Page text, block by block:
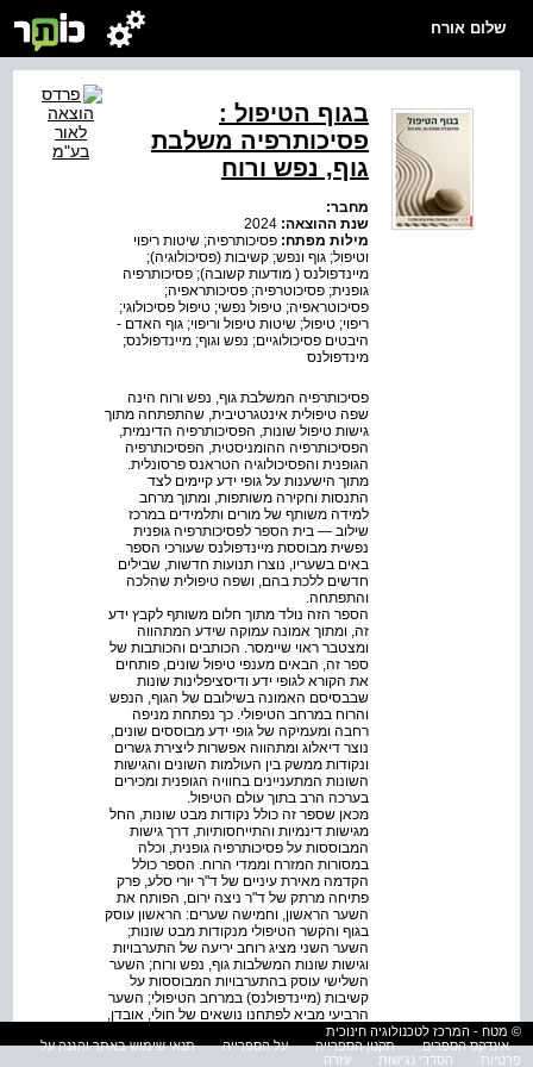
שלום אורח
בגוף הטיפול :
פסיכותרפיה משלבת
גוף, נפש ורוח
מחבר:
שנת ההוצאה:
מילות מפתח: פסיכותרפיה; שיטות ריפוי
וטיפול; גוף ונפש; קשיבות (פסיכולוגיה);
מיינדפולנס ( מודעות קשובה); פסיכותרפיה
גופנית; פסיכוטרפיה; פסיכותראפיה;
פסיכוטראפיה; טיפול נפשי; טיפול פסיכולוגי;
ריפוי; טיפול; שיטות טיפול וריפוי; גוף האדם -
היבטים פסיכולוגיים; נפש וגוף; מיינדפולנס;
מינדפולנס
פסיכותרפיה המשלבת גוף, נפש ורוח הינה
שפה טיפולית אינטגרטיבית, שהתפתחה מתוך
גישות טיפול שונות, הפסיכותרפיה הדינמית,
הפסיכותרפיה ההומניסטית, הפסיכותרפיה
הגופנית והפסיכולוגיה הטראנס פרסונלית.
מתוך הישענות על גופי ידע קיימים לצד
התנסות וחקירה משותפות, ומתוך מרחב
למידה משותף של מורים ותלמידים במרכז
שילוב — בית הספר לפסיכותרפיה גופנית
נפשית מבוססת מיינדפולנס שעורכי הספר
באים בשעריו, נוצרו תנועות חדשות, שבילים
חדשים ללכת בהם, ושפה טיפולית שהלכה
והתפתחה.
הספר הזה נולד מתוך חלום משותף לקבץ ידע
זה, ומתוך אמונה עמוקה שידע המתהווה
ומצטבר ראוי שיימסר. הכותבים והכותבות של
ספר זה, הבאים מענפי טיפול שונים, פותחים
את הקורא לגופי ידע ודיסציפלינות שונות
שבבסיסם האמונה בשילובם של הגוף, הנפש
והרוח במרחב הטיפולי. כך נפתחת מניפה
רחבה ומעמיקה של גופי ידע מבוססים שונים,
נוצר דיאלוג ומתהווה אפשרות ליצירת גשרים
ונקודות ממשק בין העולמות השונים והגישות
השונות המתעניינים בחוויה הגופנית ומכירים
בערכה הרב בתוך עולם הטיפול.
מכאן שספר זה כולל נקודות מבט שונות, החל
מגישות דינמיות והתייחסותיות, דרך גישות
המבוססות על פסיכותרפיה גופנית, וכלה
במסורות המזרח וממדי הרוח. הספר כולל
הקדמה מאירת עיניים של ד"ר יורי סלע, פרק
פתיחה מרתק של ד"ר ניצה ירום, הפותח את
השער הראשון, וחמישה שערים: הראשון עוסק
בגוף והקשר הטיפולי מנקודות מבט שונות;
השער השני מציג רוחב יריעה של התערבויות
וגישות שונות המשלבות גוף, נפש ורוח; השער
השלישי עוסק בהתערבויות המבוססות על
קשיבות (מיינדפולנס) במרחב הטיפולי; השער
הרביעי מביא לפתחנו נושאים של חולי, אובדן,
אבל וטראומה; והשער החמישי עוסק בהדרכה
בפסיכותרפיה גופנית נפשית. מתוך אמונה
© מטח - המרכז לטכנולוגיה חינוכית
אינדקס הספרים
תקנון הספרייה על הספרייה
תנאי שימוש באתר והגנה על
פרטיות
הסדרי נגישות עזרה